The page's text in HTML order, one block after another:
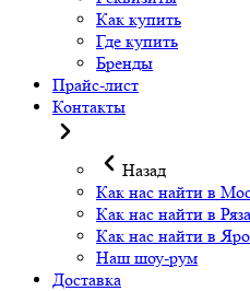
Как купить
Где купить
Бренды
Прайс-лист
Контакты
Назад
Как нас найти в
Как нас найти в
Как нас найти в
Наш шоу-рум
Доставка